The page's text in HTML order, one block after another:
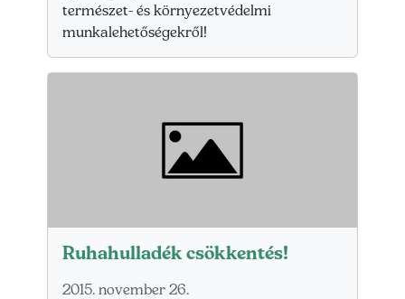
természet- és környezetvédelmi
munkalehetőségekről!
Ruhahulladék csökkentés!
2015. november 26.